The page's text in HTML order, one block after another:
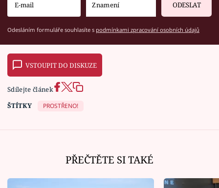
ODESLAT
Odesláním formuláře souhlasíte s podmínkami zpracování osobních údajů
VSTOUPIT DO DISKUZE
Sdílejte článek
ŠTÍTKY
PROSTŘENO!
PŘEČTĚTE SI TAKÉ